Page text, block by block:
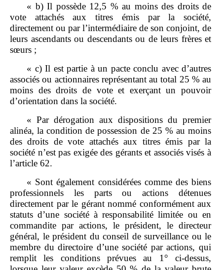
« b) Il possède 12,5 % au moins des droits de
vote attachés aux titres émis par la société,
directement ou par l’intermédiaire de son conjoint, de
leurs ascendants ou descendants ou de leurs frères et
sœurs ;
« c) Il est partie à un pacte conclu avec d’autres
associés ou actionnaires représentant au total 25 % au
moins des droits de vote et exerçant un pouvoir
d’orientation dans la société.
« Par dérogation aux dispositions du premier
alinéa, la condition de possession de 25 % au moins
des droits de vote attachés aux titres émis par la
société n’est pas exigée des gérants et associés visés à
l’article 62.
« Sont également considérées comme des biens
professionnels les parts ou actions détenues
directement par le gérant nommé conformément aux
statuts d’une société à responsabilité limitée ou en
commandite par actions, le président, le directeur
général, le président du conseil de surveillance ou le
membre du directoire d’une société par actions, qui
remplit les conditions prévues au 1° ci‑dessus,